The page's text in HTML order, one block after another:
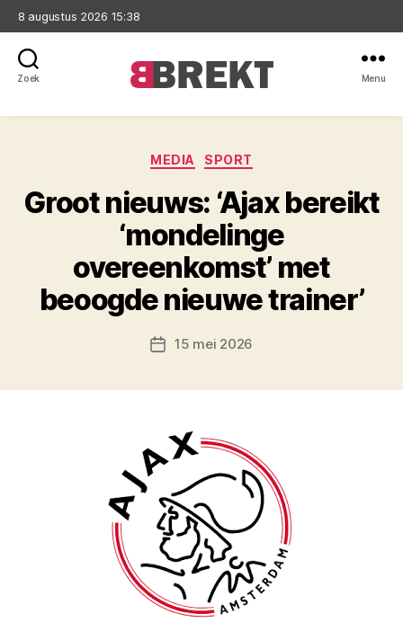
8 augustus 2026 15:38
Zoek Menu
Categorieën
MEDIA SPORT
Groot nieuws: ‘Ajax bereikt
‘mondelinge
overeenkomst’ met
beoogde nieuwe trainer’
Berichtdatum
15 mei 2026